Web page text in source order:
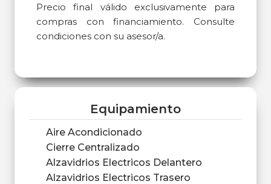
Precio final válido exclusivamente para
compras con financiamiento. Consulte
condiciones con su asesor/a.
Equipamiento
Aire Acondicionado
Cierre Centralizado
Alzavidrios Electricos Delantero
Alzavidrios Electricos Trasero